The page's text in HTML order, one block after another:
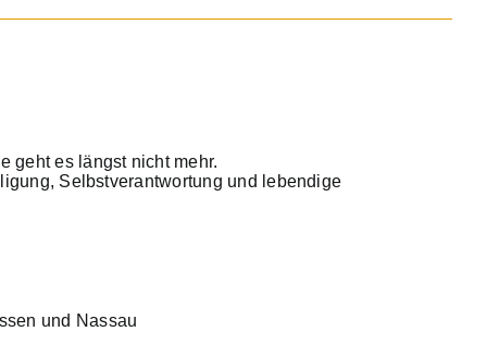
geht es längst nicht mehr.
Selbstverantwortung und lebendige
und Nassau